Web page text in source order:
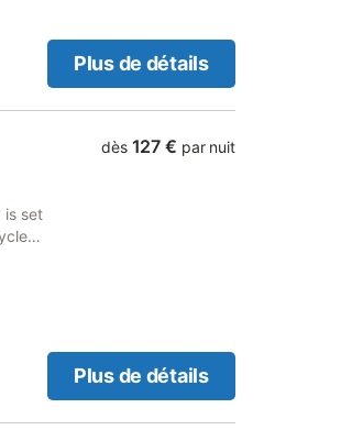
Plus de détails
is set
dès 127 € par nuit
Plus de détails